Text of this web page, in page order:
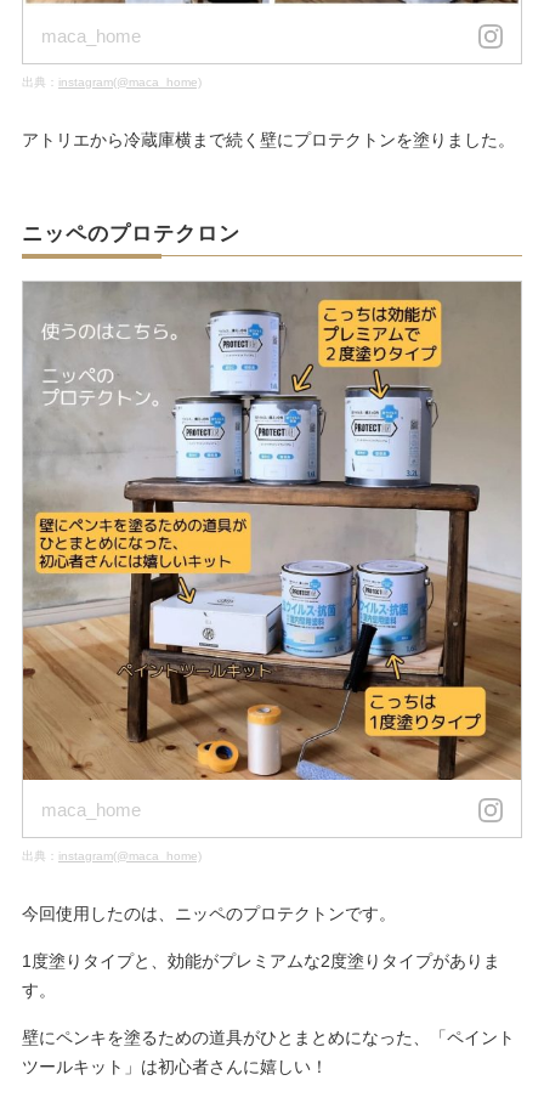
maca_home
出典： instagram(@maca_home)
アトリエから冷蔵庫横まで続く壁にプロテクトンを塗りました。
ニッペのプロテクロン
maca_home
出典： instagram(@maca_home)
今回使用したのは、ニッペのプロテクトンです。
1度塗りタイプと、効能がプレミアムな2度塗りタイプがありま
す。
壁にペンキを塗るための道具がひとまとめになった、「ペイント
ツールキット」は初心者さんに嬉しい！